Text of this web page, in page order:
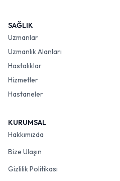
SAĞLIK
Uzmanlar
Uzmanlık Alanları
Hastalıklar
Hizmetler
Hastaneler
KURUMSAL
Hakkımızda
Bize Ulaşın
Gizlilik Politikası